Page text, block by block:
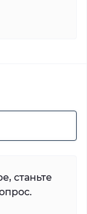
станьте